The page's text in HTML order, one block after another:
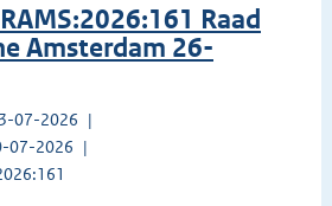
Raad
Amsterdam 26-
07-2026
07-2026